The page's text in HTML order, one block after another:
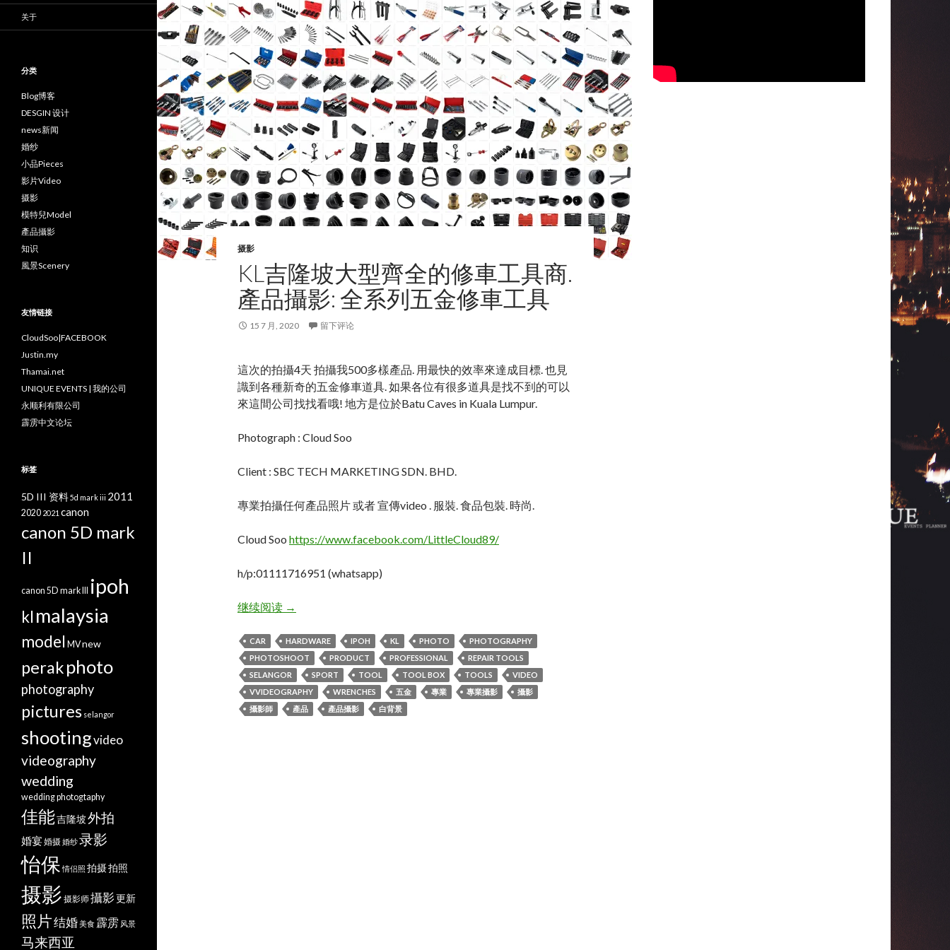
摄影
KL吉隆坡大型齊全的修車工具商.
產品攝影: 全系列五金修車工具
15 7 月, 2020 留下评论
這次的拍攝4天 拍攝我500多樣產品. 用最快的效率來達成目標. 也見
識到各種新奇的五金修車道具. 如果各位有很多道具是找不到的可以
來這間公司找找看哦! 地方是位於Batu Caves in Kuala Lumpur.
Photograph : Cloud Soo
Client : SBC TECH MARKETING SDN. BHD.
專業拍攝任何產品照片 或者 宣傳video . 服裝. 食品包裝. 時尚.
Cloud Soo https://www.facebook.com/LittleCloud89/
h/p:01111716951 (whatsapp)
继续阅读KL吉隆坡大型齊全的修車工具商.產品攝影: 全系列五金修車工具
→
CAR HARDWARE IPOH KL PHOTO
PHOTOGRAPHY
PHOTOSHOOT
PRODUCT PROFESSIONAL
REPAIR TOOLS
SELANGOR
SPORT TOOL TOOL BOX TOOLS
VIDEO
VVIDEOGRAPHY
WRENCHES 五金 專業 專業攝影
攝影
攝影師
產品 產品攝影 白背景
关于
分类
Blog博客
DESGIN 设计
news新闻
婚纱
小品Pieces
影片Video
摄影
模特兒Model
產品攝影
知识
風景Scenery
友情链接
CloudSoo|FACEBOOK
Justin.my
Thamai.net
UNIQUE EVENTS | 我的公司
永顺利有限公司
霹雳中文论坛
标签
5D III 资料5d mark iii 2011
2020 2021 canon
canon 5D mark
II
canon 5D mark III ipoh
kl malaysia
model MVnew
perakphoto
photography
pictures selangor
shootingvideo
videography
wedding
wedding photogtaphy
佳能吉隆坡外拍
婚宴婚摄婚纱录影
怡保 情侣照 拍摄拍照
摄影 摄影师攝影更新
照片结婚美食 霹雳 风景
马来西亚